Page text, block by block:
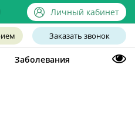
Личный кабинет
Заказать звонок
Заболевания